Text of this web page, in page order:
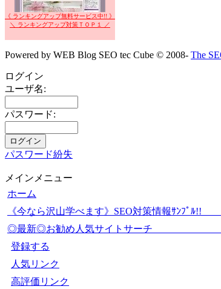
《 ランキングアップ無料サービス中!! 》
＼ ランキングアップ対策ＴＯＰ１ ／
Powered by WEB Blog SEO tec Cube © 2008- The
ログイン
ユーザ名:
パスワード:
パスワード紛失
メインメニュー
ホーム
《今なら沢山学べます》SEO対策
◎最新◎お勧め人気サイト
登録する
人気リンク
高評価リンク